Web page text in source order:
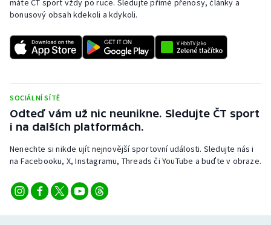
máte ČT sport vždy po ruce. Sledujte přímé přenosy, články a
bonusový obsah kdekoli a kdykoli.
SOCIÁLNÍ SÍTĚ
Odteď vám už nic neunikne. Sledujte ČT sport
i na dalších platformách.
Nenechte si nikde ujít nejnovější sportovní události. Sledujte nás i
na Facebooku, X, Instagramu, Threads či YouTube a buďte v obraze.